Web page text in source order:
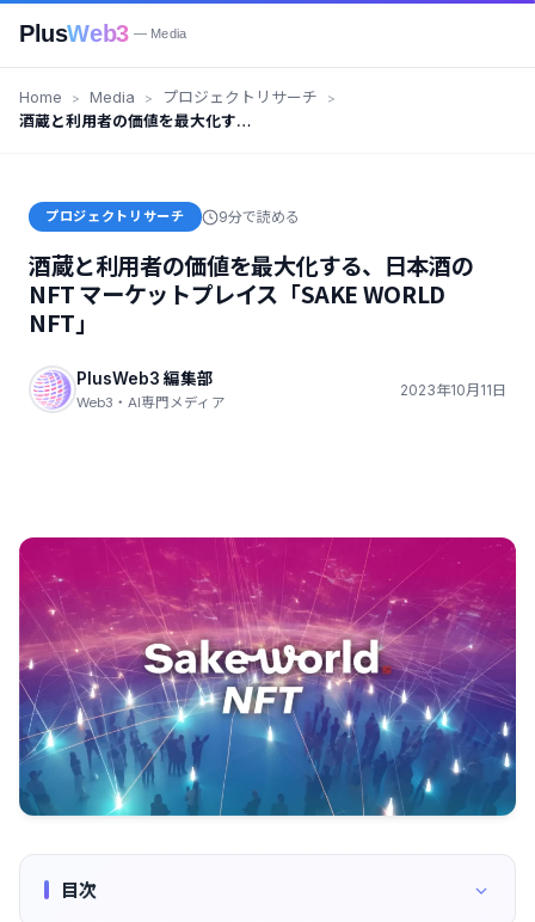
PlusWeb3 — Media
Home Media
プロジェクトリサーチ
酒蔵と利用者の価値を最大化す
プロジェクトリサーチ 9分で読める
酒蔵と利用者の価値を最大化する、日本酒の
NFT マーケットプレイス「SAKE WORLD
NFT」
PlusWeb3 編集部
Web3・AI専門メディア
2023年10月11日
目次